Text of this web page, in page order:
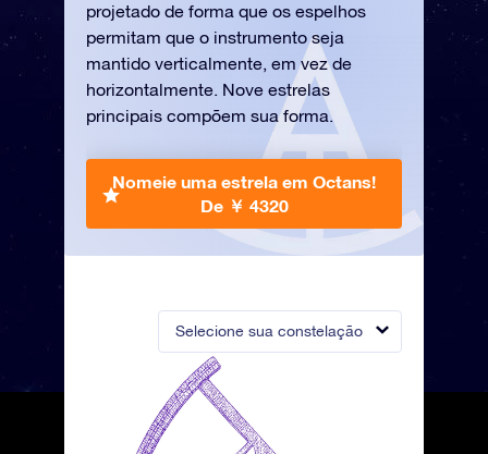
Selecione sua constelação
projetado de forma que os espelhos
permitam que o instrumento seja
mantido verticalmente, em vez de
horizontalmente. Nove estrelas
principais compõem sua forma.
Nomeie uma estrela em Octans!
De ￥ 4320